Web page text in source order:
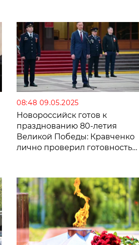
08:48 09.05.2025
Новороссийск готов к
празднованию 80-летия
Великой Победы: Кравченко
лично проверил готовность